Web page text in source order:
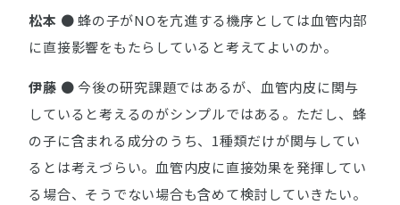
松本 ● 蜂の子がNOを亢進する機序としては血管内部
に直接影響をもたらしていると考えてよいのか。
伊藤 ● 今後の研究課題ではあるが、血管内皮に関与
していると考えるのがシンプルではある。ただし、蜂
の子に含まれる成分のうち、1種類だけが関与してい
るとは考えづらい。血管内皮に直接効果を発揮してい
る場合、そうでない場合も含めて検討していきたい。